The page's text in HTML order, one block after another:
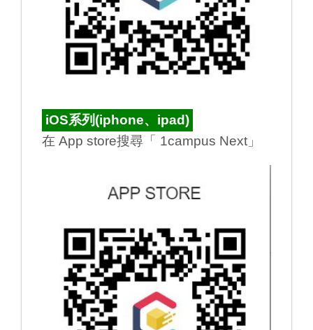
iOS系列(iphone、ipad)
在 App store搜尋「 1campus Next」